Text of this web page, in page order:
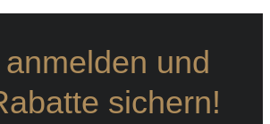
und
sichern!